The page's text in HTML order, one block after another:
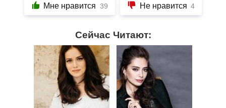
Мне нравится 39 Не нравится 4
Сейчас Читают: